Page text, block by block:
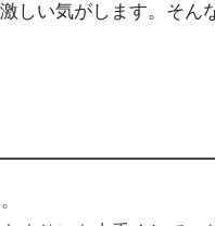
しい気がします。そ